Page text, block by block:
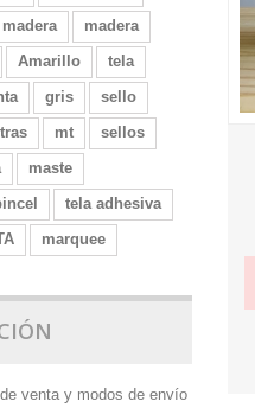
madera
madera
Amarillo
tela
gris
sello
mt
sellos
maste
tela adhesiva
marquee
venta y modos de envío